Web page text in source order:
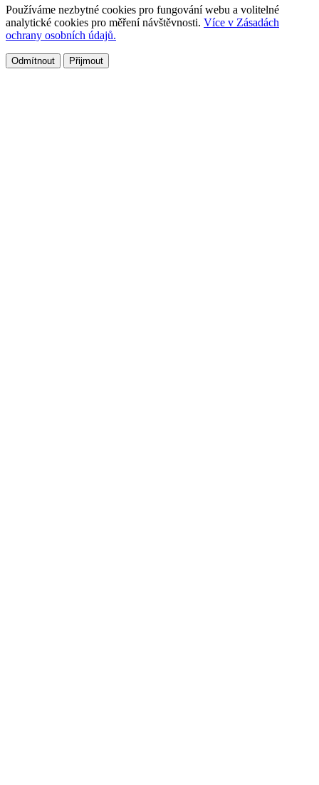
Používáme nezbytné cookies pro fungování webu a volitelné
analytické cookies pro měření návštěvnosti. Více v Zásadách
ochrany osobních údajů.
Odmítnout Přijmout